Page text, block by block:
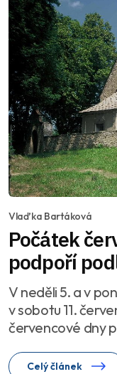
Vlaďka Bartáková
Počátek
podpoří
V neděli 5. a v
v sobotu 11.
červencové dny
Celý článek